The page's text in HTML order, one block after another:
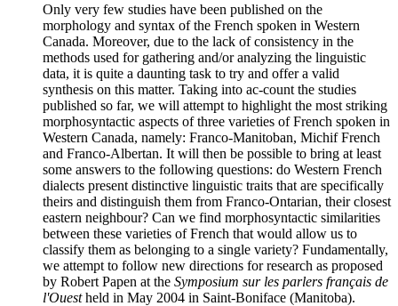
Only very few studies have been published on the
morphology and syntax of the French spoken in Western
Canada. Moreover, due to the lack of consistency in the
methods used for gathering and/or analyzing the linguistic
data, it is quite a daunting task to try and offer a valid
synthesis on this matter. Taking into ac-count the studies
published so far, we will attempt to highlight the most striking
morphosyntactic aspects of three varieties of French spoken in
Western Canada, namely: Franco-Manitoban, Michif French
and Franco-Albertan. It will then be possible to bring at least
some answers to the following questions: do Western French
dialects present distinctive linguistic traits that are specifically
theirs and distinguish them from Franco-Ontarian, their closest
eastern neighbour? Can we find morphosyntactic similarities
between these varieties of French that would allow us to
classify them as belonging to a single variety? Fundamentally,
we attempt to follow new directions for research as proposed
by Robert Papen at the Symposium sur les parlers français de
l'Ouestheld in May 2004 in Saint-Boniface (Manitoba).